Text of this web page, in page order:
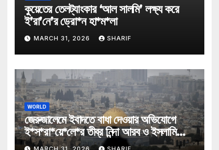
কুয়েতের তেলট্যাংকার ‘আল সালমি’ লক্ষ্য করে
ই’রা’নে’র ড্রো*ন হা*ম*লা
MARCH 31, 2026 SHARIF
WORLD
জেরুজালেমে ইবাদতে বাধা দেওয়ার অভিযোগে
ই*স*রা*য়ে*লে*র তীব্র নিন্দা আরব ও ইসলামি
মন্ত্রীদের